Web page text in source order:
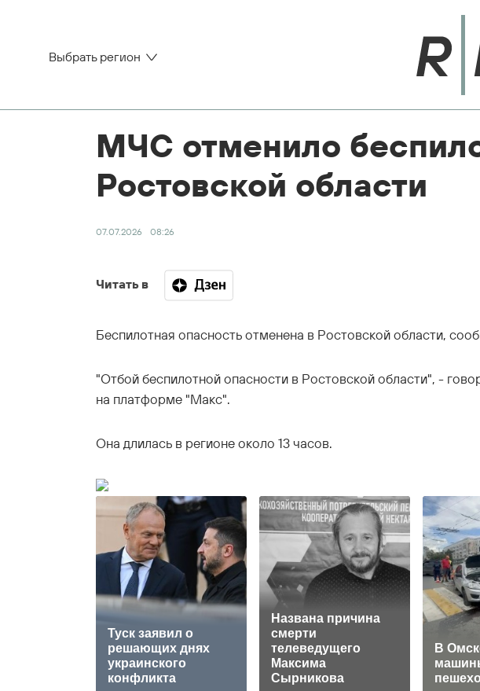
Выбрать регион
МЧС отменило
Ростовской области
07.07.2026 08:26
Читать в
Беспилотная опасность отменена в Ростовской области,
"Отбой беспилотной опасности в Ростовской области", -
на платформе "Макс".
Она длилась в регионе около 13 часов.
Туск заявил о
решающих днях
украинского
конфликта
Названа причина
смерти
телеведущего
Максима
Сырникова
В